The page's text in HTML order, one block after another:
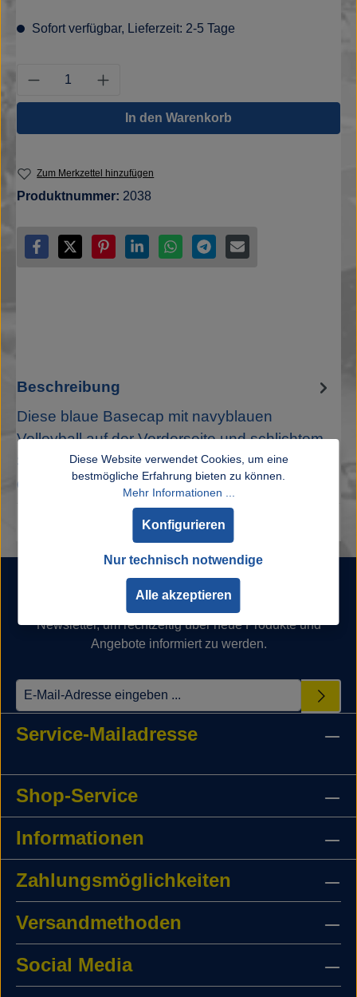
Sofort verfügbar, Lieferzeit: 2-5 Tage
Produkt Anzahl: Gib den gewünschten
In den Warenkorb
Zum Merkzettel hinzufügen
Produktnummer: 2038
Beschreibung
Diese blaue Basecap mit navyblauen
Volleyball auf der Vorderseite und schlichtem
SSC-Logo auf der Rückseite überzeugt
durch…Mehr
Newsletter
Abonnieren Sie jetzt unseren regelmäßig erscheinenden
Newsletter, um rechtzeitig über neue Produkte und
Angebote informiert zu werden.
Service-Mailadresse
Shop-Service
Informationen
Zahlungsmöglichkeiten
Versandmethoden
Social Media
Diese Website verwendet Cookies, um eine
bestmögliche Erfahrung bieten zu können.
Mehr Informationen ...
Nur technisch notwendige
Konfigurieren
Alle akzeptieren